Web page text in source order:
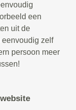
een
uit de
zelf
persoon meer